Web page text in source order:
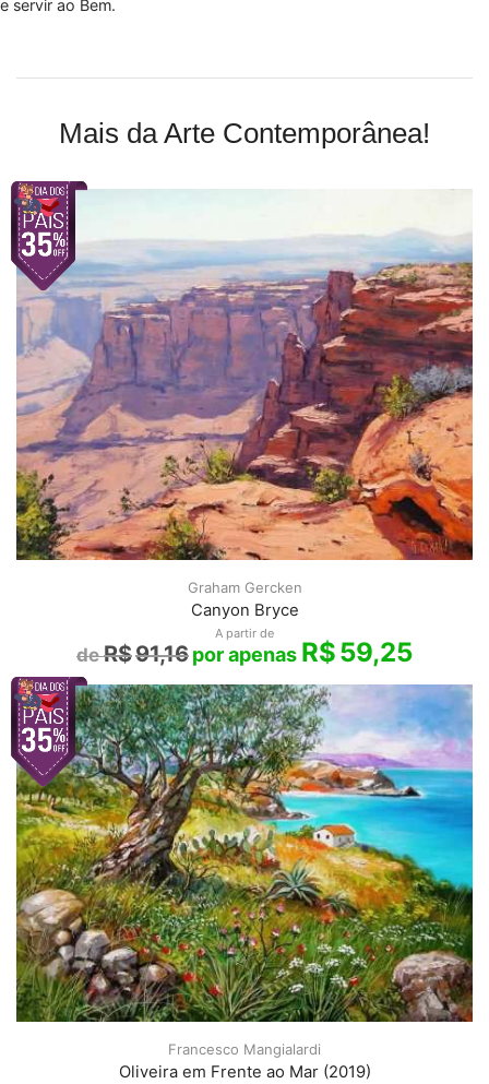
e servir ao Bem.
Mais da Arte Contemporânea!
Graham Gercken
Canyon Bryce
A partir de
R$91,16 R$59,25
Francesco Mangialardi
Oliveira em Frente ao Mar (2019)